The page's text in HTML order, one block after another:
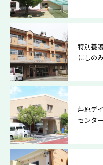
特別養
にしの
芦原デ
センター